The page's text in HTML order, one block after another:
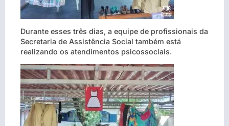
Durante esses três dias, a equipe de profissionais da
Secretaria de Assistência Social também está
realizando os atendimentos psicossociais.